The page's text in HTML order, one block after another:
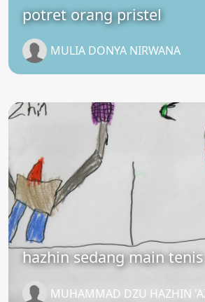
potret orang pristel
MULIA DONYA NIRWANA
hazhin sedang main tenis
MUHAMMAD DZU HAZHIN